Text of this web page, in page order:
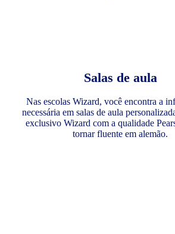
Salas de aula
Nas escolas Wizard, você encontra a
necessária em salas de aula
exclusivo Wizard com a qualidade
tornar fluente em alemão.